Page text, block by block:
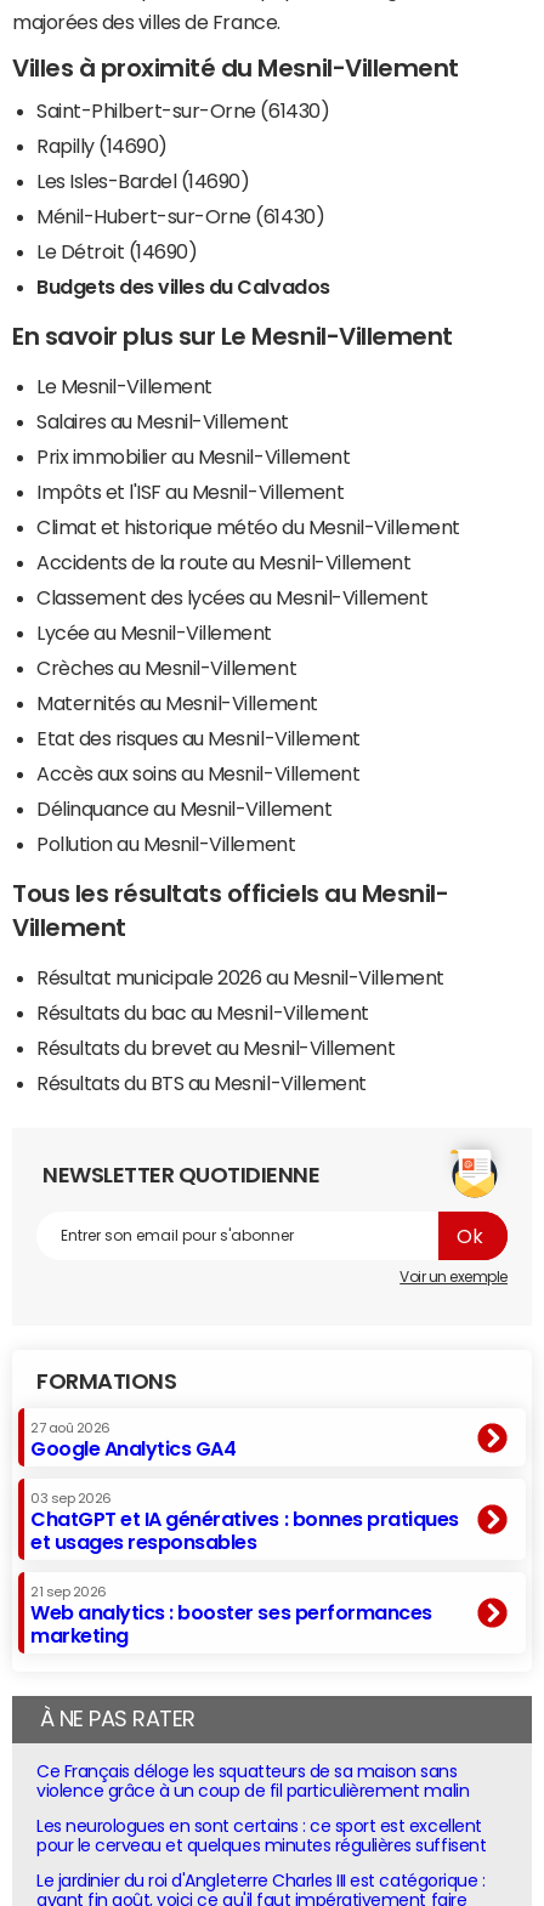
majorées des villes de France.
Villes à proximité du Mesnil-Villement
Saint-Philbert-sur-Orne (61430)
Rapilly (14690)
Les Isles-Bardel (14690)
Ménil-Hubert-sur-Orne (61430)
Le Détroit (14690)
Budgets des villes du Calvados
En savoir plus sur Le Mesnil-Villement
Le Mesnil-Villement
Salaires au Mesnil-Villement
Prix immobilier au Mesnil-Villement
Impôts et l'ISF au Mesnil-Villement
Climat et historique météo du Mesnil-Villement
Accidents de la route au Mesnil-Villement
Classement des lycées au Mesnil-Villement
Lycée au Mesnil-Villement
Crèches au Mesnil-Villement
Maternités au Mesnil-Villement
Etat des risques au Mesnil-Villement
Accès aux soins au Mesnil-Villement
Délinquance au Mesnil-Villement
Pollution au Mesnil-Villement
Tous les résultats officiels au Mesnil-
Villement
Résultat municipale 2026 au Mesnil-Villement
Résultats du bac au Mesnil-Villement
Résultats du brevet au Mesnil-Villement
Résultats du BTS au Mesnil-Villement
NEWSLETTER QUOTIDIENNE
Voir un exemple
FORMATIONS
27 aoû 2026
Google Analytics GA4
03 sep 2026
ChatGPT et IA génératives : bonnes pratiques
et usages responsables
21 sep 2026
Web analytics : booster ses performances
marketing
À NE PAS RATER
Ce Français déloge les squatteurs de sa maison sans
violence grâce à un coup de fil particulièrement malin
Les neurologues en sont certains : ce sport est excellent
pour le cerveau et quelques minutes régulières suffisent
Le jardinier du roi d'Angleterre Charles III est catégorique :
avant fin août, voici ce qu'il faut impérativement faire